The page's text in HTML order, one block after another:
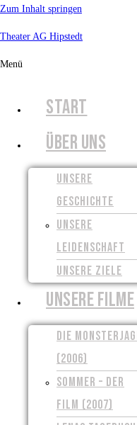
Zum Inhalt springen
Theater AG Hipstedt
Menü
START
ÜBER UNS
UNSERE
GESCHICHTE
UNSERE
LEIDENSCHAFT
UNSERE ZIELE
UNSERE FILME
DIE
(2006)
SOMMER – DER
FILM (2007)